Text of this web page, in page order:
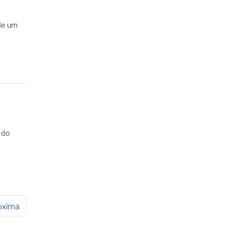
um